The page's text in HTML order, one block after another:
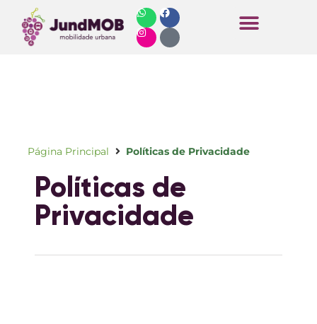
Página Principal Políticas de Privacidade
Políticas de
Privacidade